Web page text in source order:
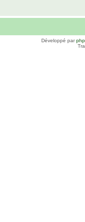
Développé par